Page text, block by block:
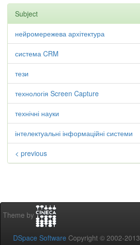
Subject
нейромережева архітектура
система CRM
тези
технологія Screen Capture
технічні науки
інтелектуальні інформаційні системи
< previous
Theme by
DSpace Software Copyright © 2002-2013